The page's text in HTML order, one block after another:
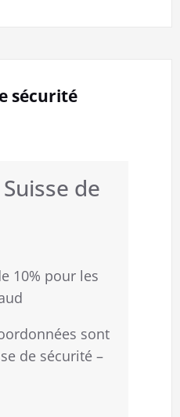
sécurité
de
10% pour les
sont
de sécurité –